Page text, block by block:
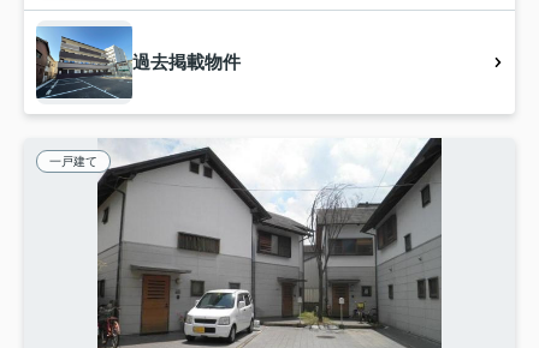
過去掲載物件
一戸建て